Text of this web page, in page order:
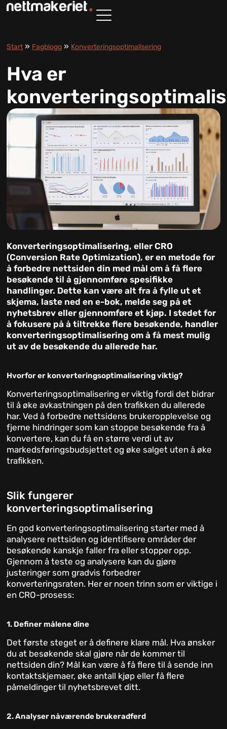
Start » Fagblogg » Konverteringsoptimalisering
Hva er
Konverteringsoptimalisering, eller CRO
(Conversion Rate Optimization), er en metode for
å forbedre nettsiden din med mål om å få flere
besøkende til å gjennomføre spesifikke
handlinger. Dette kan være alt fra å fylle ut et
skjema, laste ned en e-bok, melde seg på et
nyhetsbrev eller gjennomføre et kjøp. I stedet for
å fokusere på å tiltrekke flere besøkende, handler
konverteringsoptimalisering om å få mest mulig
ut av de besøkende du allerede har.
Hvorfor er konverteringsoptimalisering viktig?
Konverteringsoptimalisering er viktig fordi det bidrar
til å øke avkastningen på den trafikken du allerede
har. Ved å forbedre nettsidens brukeropplevelse og
fjerne hindringer som kan stoppe besøkende fra å
konvertere, kan du få en større verdi ut av
markedsføringsbudsjettet og øke salget uten å øke
trafikken.
Slik fungerer
konverteringsoptimalisering
En god konverteringsoptimalisering starter med å
analysere nettsiden og identifisere områder der
besøkende kanskje faller fra eller stopper opp.
Gjennom å teste og analysere kan du gjøre
justeringer som gradvis forbedrer
konverteringsraten. Her er noen trinn som er viktige i
en CRO-prosess:
1. Definer målene dine
Det første steget er å definere klare mål. Hva ønsker
du at besøkende skal gjøre når de kommer til
nettsiden din? Mål kan være å få flere til å sende inn
kontaktskjemaer, øke antall kjøp eller få flere
påmeldinger til nyhetsbrevet ditt.
2. Analyser nåværende brukeradferd